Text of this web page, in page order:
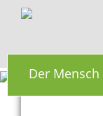
Der